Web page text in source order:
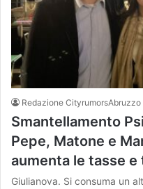
Redazione CityrumorsAbruzzo
Smantellamento
Pepe, Matone e
aumenta le tasse e
Giulianova. Si consuma un